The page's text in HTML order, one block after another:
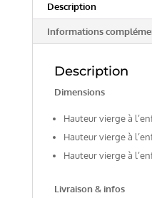
Description
Informations
Description
Dimensions
Hauteur vierge à
Hauteur vierge à
Hauteur vierge à
Livraison & infos